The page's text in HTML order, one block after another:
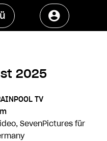
2025
TV
SevenPictures für